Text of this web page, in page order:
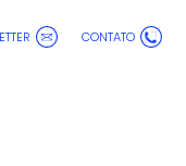
CONTATO